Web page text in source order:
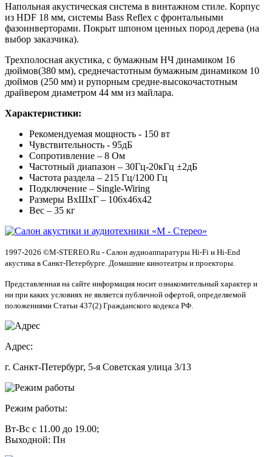
Напольная акустическая система в винтажном стиле. Корпус
из HDF 18 мм, системы Bass Reflex с фронтальными
фазоинверторами. Покрыт шпоном ценных пород дерева (на
выбор заказчика).
Трехполосная акустика, с бумажным НЧ динамиком 16
дюймов(380 мм), среднечастотным бумажным динамиком 10
дюймов (250 мм) и рупорным средне-высокочастотным
драйвером диаметром 44 мм из майлара.
Характеристики:
Рекомендуемая мощность - 150 вт
Чувствительность - 95дБ
Сопротивление – 8 Ом
Частотный диапазон – 30Гц-20кГц ±2дБ
Частота раздела – 215 Гц/1200 Гц
Подключение – Single-Wiring
Размеры ВхШхГ – 106х46х42
Вес – 35 кг
1997-2026 ©M-STEREO.Ru - Салон аудиоаппаратуры Hi-Fi и Hi-End
акустика в Санкт-Петербурге. Домашние кинотеатры и проекторы.
Представленная на сайте информация носит ознакомительный характер и
ни при каких условиях не является публичной офертой, определяемой
положениями Статьи 437(2) Гражданского кодекса РФ.
Адрес:
г. Санкт-Петербург, 5-я Советская улица 3/13
Режим работы:
Вт-Вс с 11.00 до 19.00;
Выходной: Пн